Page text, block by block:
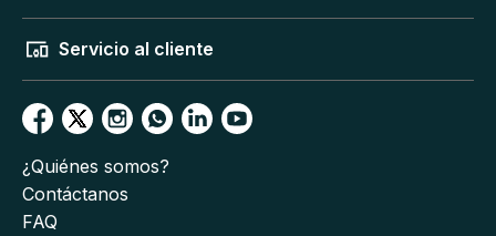
Servicio al cliente
¿Quiénes somos?
Contáctanos
FAQ